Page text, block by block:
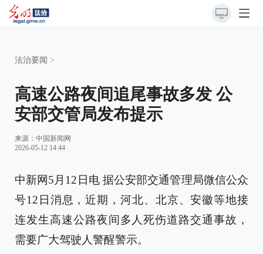
法治要闻 >
高速公路夜间追尾事故多发 公
安部交管局发布提示
来源： 中国新闻网
2026-05-12 14:44
中新网5月12日电 据公安部交通管理局微信公众
号12日消息，近期，河北、北京、安徽等地接
连发生高速公路夜间多人死伤道路交通事故，
需要广大驾驶人警醒警示。